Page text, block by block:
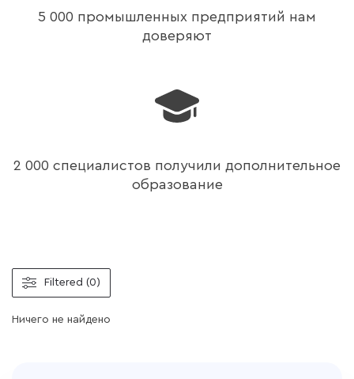
5 000 промышленных предприятий нам
доверяют
2 000 специалистов получили дополнительное
образование
Filtered (0)
Ничего не найдено